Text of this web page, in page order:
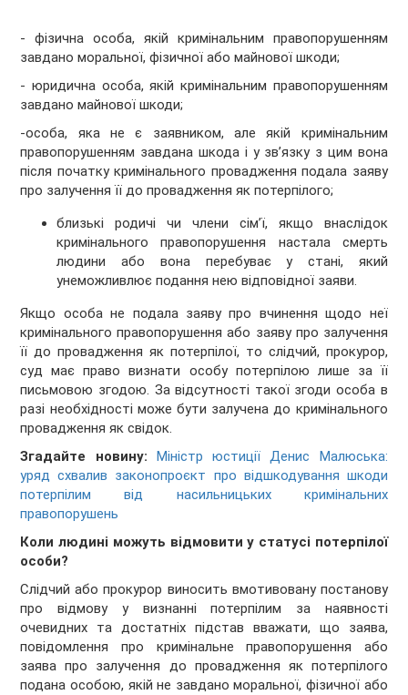
- фізична особа, якій кримінальним правопорушенням
завдано моральної, фізичної або майнової шкоди;
- юридична особа, якій кримінальним правопорушенням
завдано майнової шкоди;
-особа, яка не є заявником, але якій кримінальним
правопорушенням завдана шкода і у зв’язку з цим вона
після початку кримінального провадження подала заяву
про залучення її до провадження як потерпілого;
близькі родичі чи члени сім’ї, якщо внаслідок
кримінального правопорушення настала смерть
людини або вона перебуває у стані, який
унеможливлює подання нею відповідної заяви.
Якщо особа не подала заяву про вчинення щодо неї
кримінального правопорушення або заяву про залучення
її до провадження як потерпілої, то слідчий, прокурор,
суд має право визнати особу потерпілою лише за її
письмовою згодою. За відсутності такої згоди особа в
разі необхідності може бути залучена до кримінального
провадження як свідок.
Згадайте новину:
Міністр юстиції Денис Малюська:
уряд схвалив законопроєкт про відшкодування шкоди
потерпілим від насильницьких кримінальних
правопорушень
Коли людині можуть відмовити у статусі потерпілої
особи?
Слідчий або прокурор виносить вмотивовану постанову
про відмову у визнанні потерпілим за наявності
очевидних та достатніх підстав вважати, що заява,
повідомлення про кримінальне правопорушення або
заява про залучення до провадження як потерпілого
подана особою, якій не завдано моральної, фізичної або